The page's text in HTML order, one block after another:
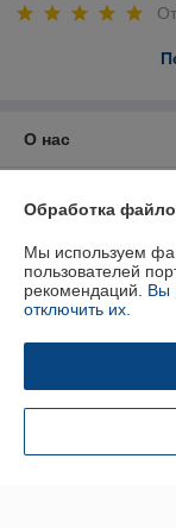
О нас
Доставка и
График работы
Обработка
Мы используем
пользователей
рекомендаций. Вы
отключить их.